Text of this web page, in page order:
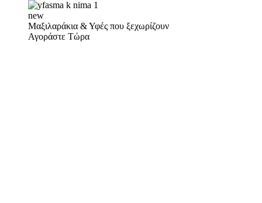
new
Μαξιλαράκια & Υφές που ξεχωρίζουν
Αγοράστε Τώρα